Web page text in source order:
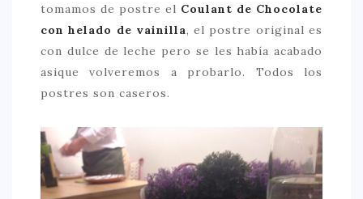
tomamos de postre el Coulant de Chocolate
con helado de vainilla, el postre original es
con dulce de leche pero se les había acabado
asique volveremos a probarlo. Todos los
postres son caseros.